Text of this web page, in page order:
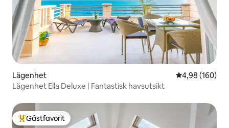
Lägenhet 4,98 av 5 i
4,98 (160)
Lägenhet Ella Deluxe | Fantastisk havsutsikt
Populär gästfavorit
Gästfavorit